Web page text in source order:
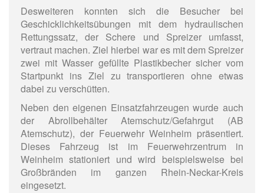
Desweiteren konnten sich die Besucher bei
Geschicklichkeitsübungen mit dem hydraulischen
Rettungssatz, der Schere und Spreizer umfasst,
vertraut machen. Ziel hierbei war es mit dem Spreizer
zwei mit Wasser gefüllte Plastikbecher sicher vom
Startpunkt ins Ziel zu transportieren ohne etwas
dabei zu verschütten.
Neben den eigenen Einsatzfahrzeugen wurde auch
der Abrollbehälter Atemschutz/Gefahrgut (AB
Atemschutz), der Feuerwehr Weinheim präsentiert.
Dieses Fahrzeug ist im Feuerwehrzentrum in
Weinheim stationiert und wird beispielsweise bei
Großbränden im ganzen Rhein-Neckar-Kreis
eingesetzt.